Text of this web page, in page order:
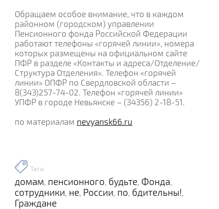
Обращаем особое внимание, что в каждом
районном (городском) управлении
Пенсионного фонда Российской Федерации
работают телефоны «горячей линии», номера
которых размещены на официальном сайте
ПФР в разделе «Контакты и адреса/Отделение/
Структура Отделения». Телефон «горячей
линии» ОПФР по Свердловской области –
8(343)257-74-02. Телефон «горячей линии»
УПФР в городе Невьянске – (34356) 2-18-51.
по материалам nevyansk66.ru
Теги
домам, пенсионного, будьте, Фонда,
сотрудники, не, России, по, бдительны!,
Граждане